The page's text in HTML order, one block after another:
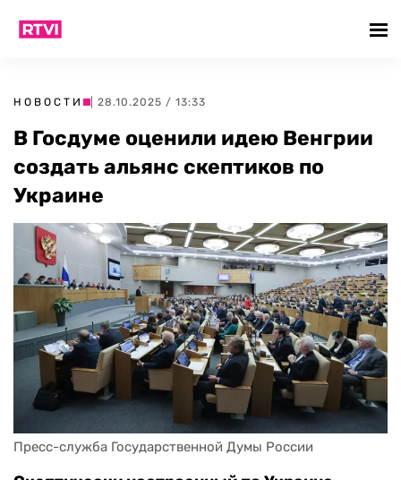
НОВОСТИ | 28.10.2025 / 13:33
В Госдуме оценили идею Венгрии
создать альянс скептиков по
Украине
Пресс-служба Государственной Думы России